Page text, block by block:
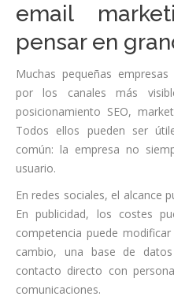
email
pensar en
Muchas pequeñas
por los canales más
posicionamiento SEO,
Todos ellos pueden ser
común: la empresa no
usuario.
En redes sociales, el alcance
En publicidad, los costes
competencia puede
cambio, una base de
contacto directo con
comunicaciones.